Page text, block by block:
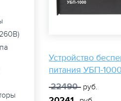
Устройство
питания УБП-1000
22490 руб.